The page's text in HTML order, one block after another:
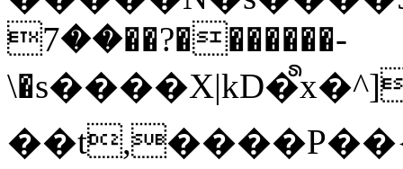
��7��?�������-